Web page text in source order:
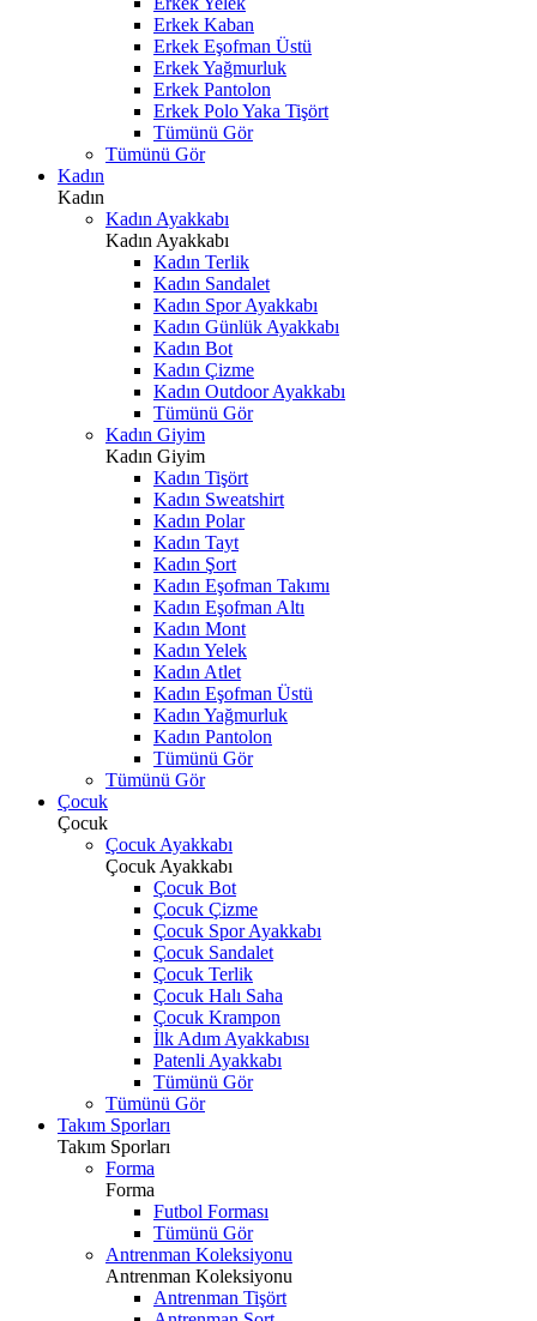
Erkek Kaban
Erkek Eşofman Üstü
Erkek Yağmurluk
Erkek Pantolon
Erkek Polo Yaka Tişört
Tümünü Gör
Tümünü Gör
Kadın
Kadın
Kadın Ayakkabı
Kadın Ayakkabı
Kadın Terlik
Kadın Sandalet
Kadın Spor Ayakkabı
Kadın Günlük Ayakkabı
Kadın Bot
Kadın Çizme
Kadın Outdoor Ayakkabı
Tümünü Gör
Kadın Giyim
Kadın Giyim
Kadın Tişört
Kadın Sweatshirt
Kadın Polar
Kadın Tayt
Kadın Şort
Kadın Eşofman Takımı
Kadın Eşofman Altı
Kadın Mont
Kadın Yelek
Kadın Atlet
Kadın Eşofman Üstü
Kadın Yağmurluk
Kadın Pantolon
Tümünü Gör
Tümünü Gör
Çocuk
Çocuk
Çocuk Ayakkabı
Çocuk Ayakkabı
Çocuk Bot
Çocuk Çizme
Çocuk Spor Ayakkabı
Çocuk Sandalet
Çocuk Terlik
Çocuk Halı Saha
Çocuk Krampon
İlk Adım Ayakkabısı
Patenli Ayakkabı
Tümünü Gör
Tümünü Gör
Takım Sporları
Takım Sporları
Forma
Forma
Futbol Forması
Tümünü Gör
Antrenman Koleksiyonu
Antrenman Koleksiyonu
Antrenman Tişört